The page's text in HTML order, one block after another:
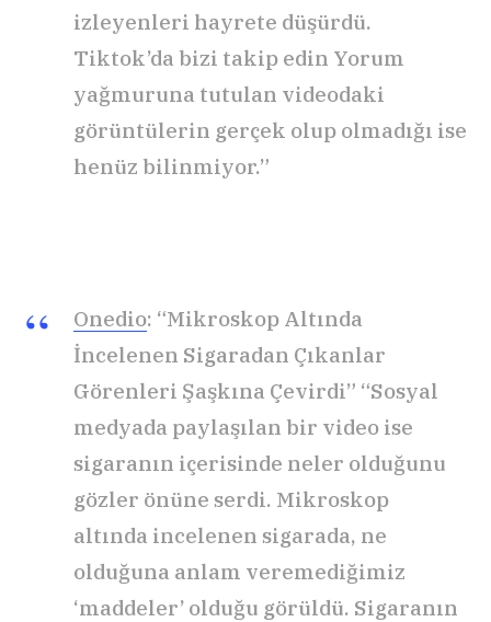
izleyenleri hayrete düşürdü.
Tiktok’da bizi takip edin Yorum
yağmuruna tutulan videodaki
görüntülerin gerçek olup olmadığı ise
henüz bilinmiyor.”
Onedio: “Mikroskop Altında
İncelenen Sigaradan Çıkanlar
Görenleri Şaşkına Çevirdi” “Sosyal
medyada paylaşılan bir video ise
sigaranın içerisinde neler olduğunu
gözler önüne serdi. Mikroskop
altında incelenen sigarada, ne
olduğuna anlam veremediğimiz
‘maddeler’ olduğu görüldü. Sigaranın